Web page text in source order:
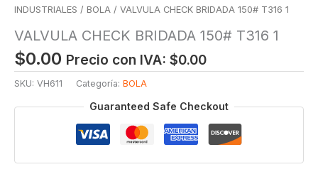
INDUSTRIALES / BOLA / VALVULA CHECK BRIDADA 150# T316 1
VALVULA CHECK BRIDADA 150# T316 1
$0.00 Precio con IVA: $0.00
SKU: VH611 Categoría: BOLA
Guaranteed Safe Checkout